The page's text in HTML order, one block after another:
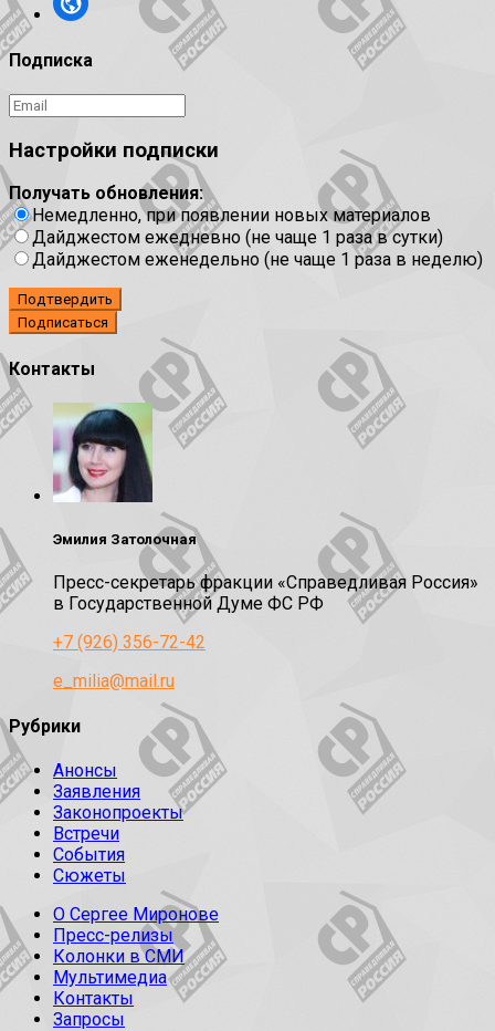
Подписка
Настройки подписки
Получать обновления:
Немедленно, при появлении новых материалов
Дайджестом ежедневно (не чаще 1 раза в сутки)
Дайджестом еженедельно (не чаще 1 раза в неделю)
Подтвердить
Контакты
Эмилия Затолочная
Пресс-секретарь фракции «Справедливая Россия»
в Государственной Думе ФС РФ
+7 (926) 356-72-42
e_milia@mail.ru
Рубрики
Анонсы
Заявления
Законопроекты
Встречи
События
Сюжеты
О Сергее Миронове
Пресс-релизы
Колонки в СМИ
Мультимедиа
Контакты
Запросы